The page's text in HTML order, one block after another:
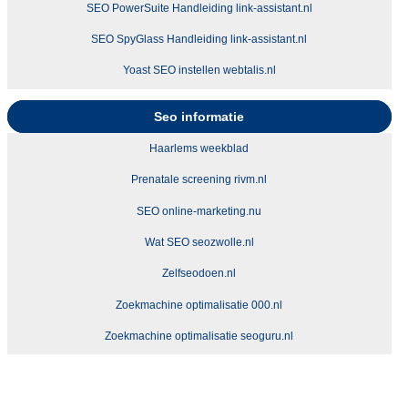
SEO PowerSuite Handleiding link-assistant.nl
SEO SpyGlass Handleiding link-assistant.nl
Yoast SEO instellen webtalis.nl
Seo informatie
Haarlems weekblad
Prenatale screening rivm.nl
SEO online-marketing.nu
Wat SEO seozwolle.nl
Zelfseodoen.nl
Zoekmachine optimalisatie 000.nl
Zoekmachine optimalisatie seoguru.nl